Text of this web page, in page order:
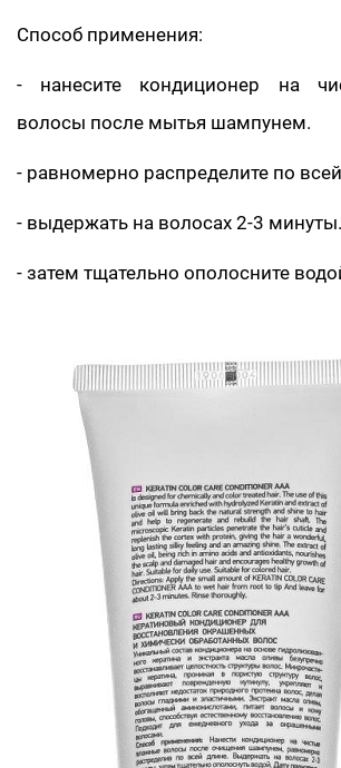
Способ применения:
- нанесите кондиционер на
волосы после мытья шампунем.
- равномерно распределите по
- выдержать на волосах 2-3 минуты.
- затем тщательно ополосните